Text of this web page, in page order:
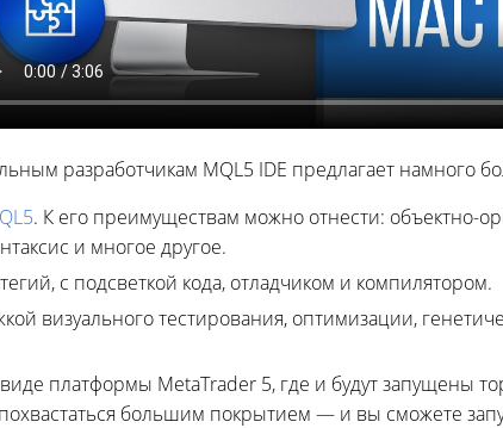
разработчикам MQL5 IDE предлагает намного
. К его преимуществам можно отнести: объектно-
и многое другое.
с подсветкой кода, отладчиком и компилятором.
визуального тестирования, оптимизации,
платформы MetaTrader 5, где и будут запущены
большим покрытием — и вы сможете